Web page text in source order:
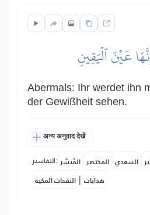
عَيۡنَ ٱلۡيَقِينِ
Abermals: Ihr werdet ihn
der Gewißheit sehen.
अन्य अनुवाद देखें
التفاسير: المُيسَّر المختصر السعدي
النفحات المكية | هدايات